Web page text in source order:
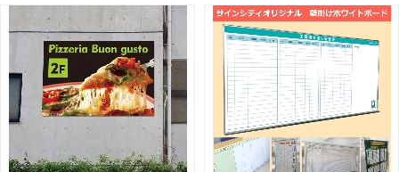
ライトパネル
Light Panel
ポスターフレーム
Poster Frame